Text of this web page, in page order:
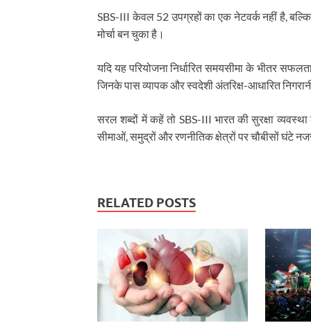
SBS-III केवल 52 उपग्रहों का एक नेटवर्क नहीं है, बल्कि
मोर्चा बन चुका है।
यदि यह परियोजना निर्धारित समयसीमा के भीतर
जिनके पास व्यापक और स्वदेशी अंतरिक्ष-आधारित
सरल शब्दों में कहें तो SBS-III भारत की सुरक्षा
सीमाओं, समुद्रों और रणनीतिक क्षेत्रों पर चौबीसों घंटे
RELATED POSTS